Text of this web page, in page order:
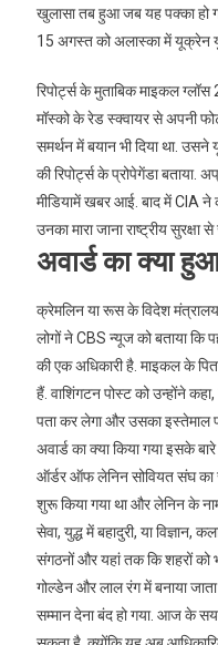
खुलासा तब हुआ जब यह पक्का हो
15 अगस्त को अलास्का में यूक्रेन
रिपोर्ट्स के मुताबिक माइकल
मॉस्को के रेड स्क्वायर से अपनी
समर्थन में बयान भी दिया था. उसने
की रिपोर्ट्स के प्रोपेगेंडा
मीडियामें खबर आई. बाद में CIA
उनका मारा जाना राष्ट्रीय सुरक्षा
अवार्ड का क्या
क्रेमलिन या रूस के विदेश
लोगों ने CBS न्यूज को बताया कि
की एक अधिकारी है. माइकल के
हैं. वाशिंगटन पोस्ट को उन्होंने
पता कर लेगा और उसका इस्तेमाल
अवार्ड का क्या किया गया इसके
ऑर्डर ऑफ लेनिन सोवियत संघ का
शुरू किया गया था और लेनिन के
सेवा, युद्ध में बहादुरी, या विज्ञान,
संगठनों और यहां तक कि शहरों को
गोल्डेन और लाल रंग में बनाया
सम्मान देना बंद हो गया. आज के